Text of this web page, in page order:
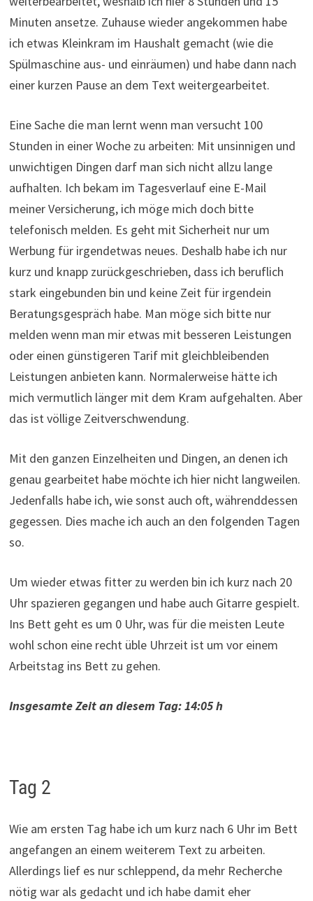
Minuten ansetze. Zuhause wieder angekommen habe
ich etwas Kleinkram im Haushalt gemacht (wie die
Spülmaschine aus- und einräumen) und habe dann nach
einer kurzen Pause an dem Text weitergearbeitet.
Eine Sache die man lernt wenn man versucht 100
Stunden in einer Woche zu arbeiten: Mit unsinnigen und
unwichtigen Dingen darf man sich nicht allzu lange
aufhalten. Ich bekam im Tagesverlauf eine E-Mail
meiner Versicherung, ich möge mich doch bitte
telefonisch melden. Es geht mit Sicherheit nur um
Werbung für irgendetwas neues. Deshalb habe ich nur
kurz und knapp zurückgeschrieben, dass ich beruflich
stark eingebunden bin und keine Zeit für irgendein
Beratungsgespräch habe. Man möge sich bitte nur
melden wenn man mir etwas mit besseren Leistungen
oder einen günstigeren Tarif mit gleichbleibenden
Leistungen anbieten kann. Normalerweise hätte ich
mich vermutlich länger mit dem Kram aufgehalten. Aber
das ist völlige Zeitverschwendung.
Mit den ganzen Einzelheiten und Dingen, an denen ich
genau gearbeitet habe möchte ich hier nicht langweilen.
Jedenfalls habe ich, wie sonst auch oft, währenddessen
gegessen. Dies mache ich auch an den folgenden Tagen
so.
Um wieder etwas fitter zu werden bin ich kurz nach 20
Uhr spazieren gegangen und habe auch Gitarre gespielt.
Ins Bett geht es um 0 Uhr, was für die meisten Leute
wohl schon eine recht üble Uhrzeit ist um vor einem
Arbeitstag ins Bett zu gehen.
Insgesamte Zeit an diesem Tag: 14:05 h
Tag 2
Wie am ersten Tag habe ich um kurz nach 6 Uhr im Bett
angefangen an einem weiterem Text zu arbeiten.
Allerdings lief es nur schleppend, da mehr Recherche
nötig war als gedacht und ich habe damit eher